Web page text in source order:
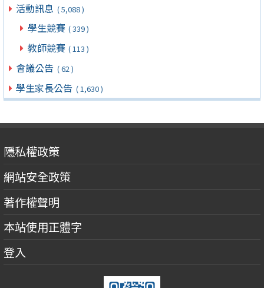
活動訊息 ( 5,088 )
學生競賽 ( 339 )
教師競賽 ( 113 )
會議公告 ( 62 )
學生家長公告 ( 1,630 )
隱私權政策
網站安全政策
著作權聲明
本站使用正體字
登入